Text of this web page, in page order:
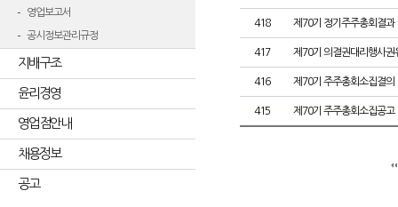
영업보고서
공시정보관리규정
지배구조
윤리경영
영업점안내
채용정보
공고
418 제70기 정기주주총회결과
417 제70기 의결권대리행사권
416 제70기 주주총회소집결의
415 제70기 주주총회소집공고